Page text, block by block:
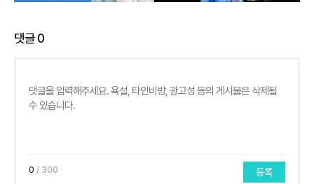
댓글0
0 / 300 등록